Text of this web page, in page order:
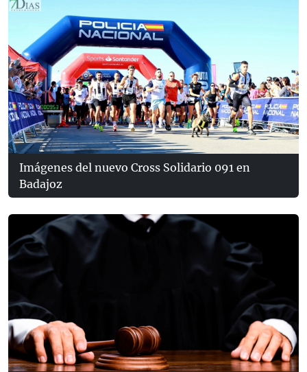
Imágenes del nuevo Cross Solidario 091 en
Badajoz